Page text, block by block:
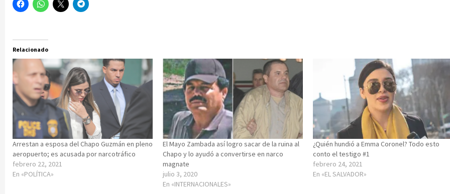
Relacionado
Arrestan a esposa del Chapo Guzmán en pleno
aeropuerto; es acusada por narcotráfico
febrero 22, 2021
En «POLÍTICA»
El Mayo Zambada así logro sacar de la ruina al
Chapo y lo ayudó a convertirse en narco
magnate
julio 3, 2020
En «INTERNACIONALES»
¿Quién hundió a Emma Coronel? Todo esto
conto el testigo #1
febrero 24, 2021
En «EL SALVADOR»